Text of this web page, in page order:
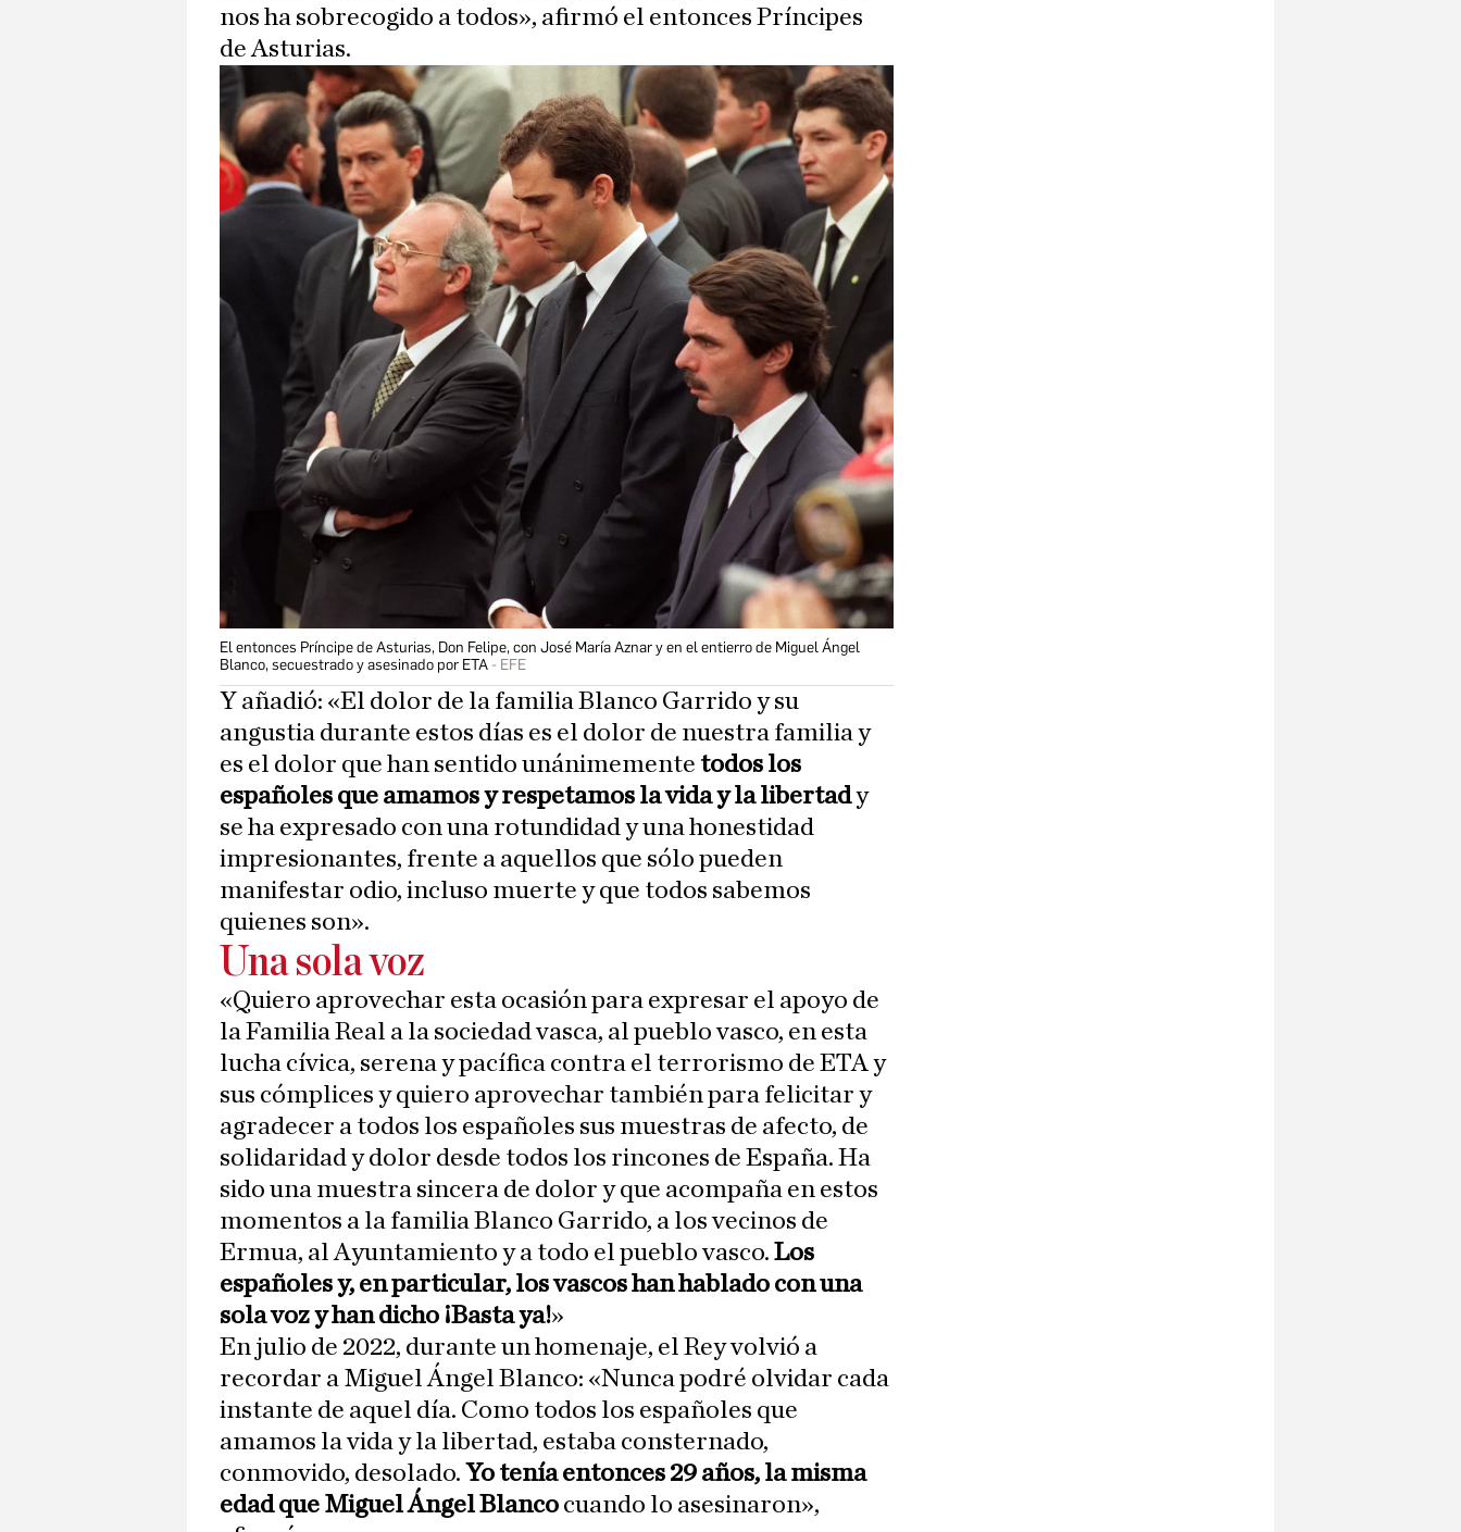
nos ha sobrecogido a todos», afirmó el entonces Príncipes
de Asturias.
El entonces Príncipe de Asturias, Don Felipe, con José María Aznar y en el entierro de Miguel Ángel
Blanco, secuestrado y asesinado por ETA
EFE
Y añadió: «El dolor de la familia Blanco Garrido y su
angustia durante estos días es el dolor de nuestra familia y
es el dolor que han sentido unánimemente todos los
españoles que amamos y respetamos la vida y la libertady
se ha expresado con una rotundidad y una honestidad
impresionantes, frente a aquellos que sólo pueden
manifestar odio, incluso muerte y que todos sabemos
quienes son».
Una sola voz
«Quiero aprovechar esta ocasión para expresar el apoyo de
la Familia Real a la sociedad vasca, al pueblo vasco, en esta
lucha cívica, serena y pacífica contra el terrorismo de ETA y
sus cómplices y quiero aprovechar también para felicitar y
agradecer a todos los españoles sus muestras de afecto, de
solidaridad y dolor desde todos los rincones de España. Ha
sido una muestra sincera de dolor y que acompaña en estos
momentos a la familia Blanco Garrido, a los vecinos de
Ermua, al Ayuntamiento y a todo el pueblo vasco. Los
españoles y, en particular, los vascos han hablado con una
sola voz y han dicho ¡Basta ya!»
En julio de 2022, durante un homenaje, el Rey volvió a
recordar a Miguel Ángel Blanco: «Nunca podré olvidar cada
instante de aquel día. Como todos los españoles que
amamos la vida y la libertad, estaba consternado,
conmovido, desolado. Yo tenía entonces 29 años, la misma
edad que Miguel Ángel Blanco cuando lo asesinaron»,